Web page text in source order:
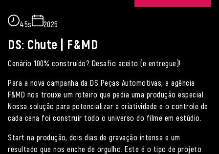
45s 2025
DS: Chute | F&MD
Cenário 100% construído? Desafio aceito (e entregue)!
Para a nova campanha da DS Peças Automotivas, a agência
F&MD nos trouxe um roteiro que pedia uma produção especial.
Nossa solução para potencializar a criatividade e o controle de
cada cena foi construir todo o universo do filme em estúdio.
Start na produção, dois dias de gravação intensa e um
resultado que nos enche de orgulho. Este é o tipo de projeto